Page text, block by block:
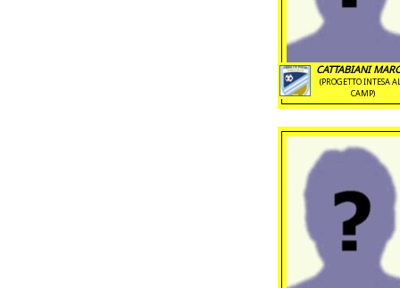
CATTABIANI
(PROGETTO INTESA
CAMP)